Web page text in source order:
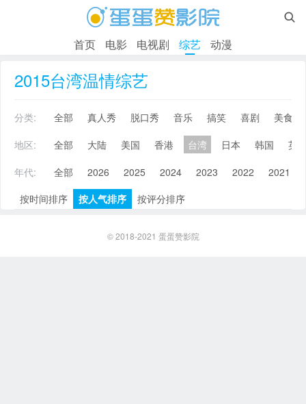

首页 电影 电视剧 综艺 动漫
2015台湾温情综艺
分类: 全部 真人秀 脱口秀 音乐 搞笑 喜剧
美食
地区:
全部 大陆 美国 香港 台湾 日本 韩国
英
年代:
全部 2026 2025 2024 2023 2022 2021
按时间排序
按人气排序 按评分排序
© 2018-2021 蛋蛋赞影院